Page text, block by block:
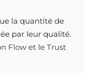
la quantité de
par leur qualité.
Flow et le Trust